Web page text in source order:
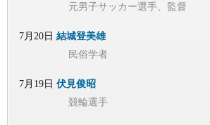
元男子サッカー選手、監督
7月20日 結城登美雄
民俗学者
7月19日 伏見俊昭
競輪選手